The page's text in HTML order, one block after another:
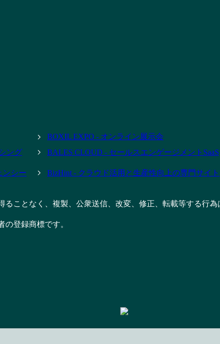
BOXIL EXPO - オンライン展示会
ング
BALES CLOUD - セールスエンゲージメントSaaS
ンシー BizHint - クラウド活用と生産性向上の専門サイト
ことなく、複製、公衆送信、改変、修正、転載等する行為
登録商標です。